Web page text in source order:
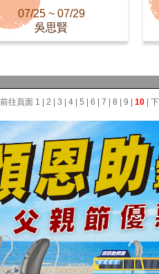
07/25 ~ 07/29
吳思賢
前往頁面 1 2 3 4| 5 6 7 8 9 10|